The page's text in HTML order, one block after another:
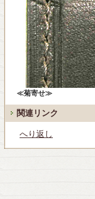
≪菊寄せ≫
関連リンク
へり返し